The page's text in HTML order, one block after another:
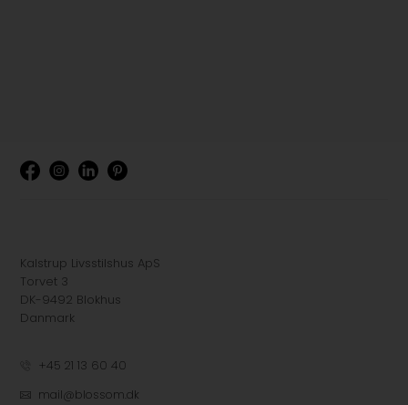
Kalstrup Livsstilshus ApS
Torvet 3
DK-9492 Blokhus
Danmark
+45 21 13 60 40
mail@blossom.dk